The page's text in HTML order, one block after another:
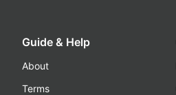
Guide & Help
About
Terms